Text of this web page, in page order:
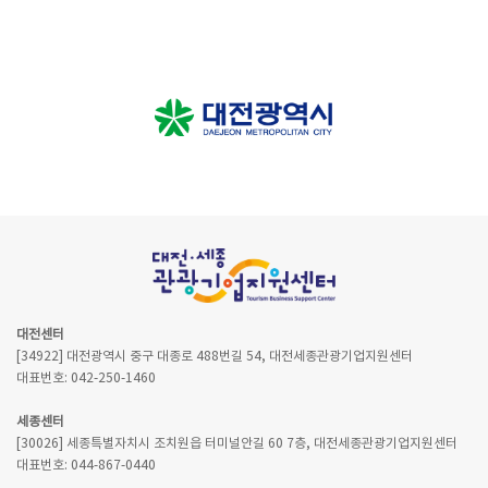
대전센터
[34922] 대전광역시 중구 대종로 488번길 54, 대전세종관광기업지원센터
대표번호: 042-250-1460
세종센터
[30026] 세종특별자치시 조치원읍 터미널안길 60 7층, 대전세종관광기업지원센터
대표번호: 044-867-0440